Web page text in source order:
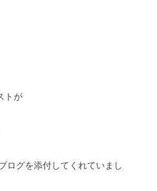
トが
ログを添付してくれていまし